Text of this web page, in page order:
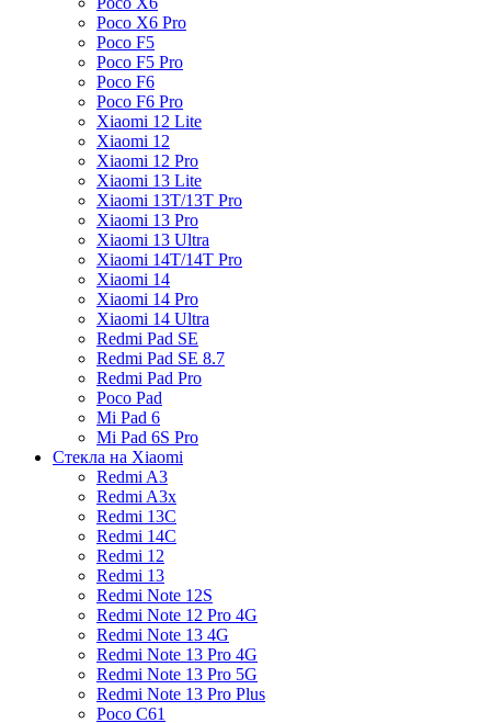
Poco X6 Pro
Poco F5
Poco F5 Pro
Poco F6
Poco F6 Pro
Xiaomi 12 Lite
Xiaomi 12
Xiaomi 12 Pro
Xiaomi 13 Lite
Xiaomi 13T/13T Pro
Xiaomi 13 Pro
Xiaomi 13 Ultra
Xiaomi 14T/14T Pro
Xiaomi 14
Xiaomi 14 Pro
Xiaomi 14 Ultra
Redmi Pad SE
Redmi Pad SE 8.7
Redmi Pad Pro
Poco Pad
Mi Pad 6
Mi Pad 6S Pro
Стекла на Xiaomi
Redmi A3
Redmi A3x
Redmi 13C
Redmi 14C
Redmi 12
Redmi 13
Redmi Note 12S
Redmi Note 12 Pro 4G
Redmi Note 13 4G
Redmi Note 13 Pro 4G
Redmi Note 13 Pro 5G
Redmi Note 13 Pro Plus
Poco C61